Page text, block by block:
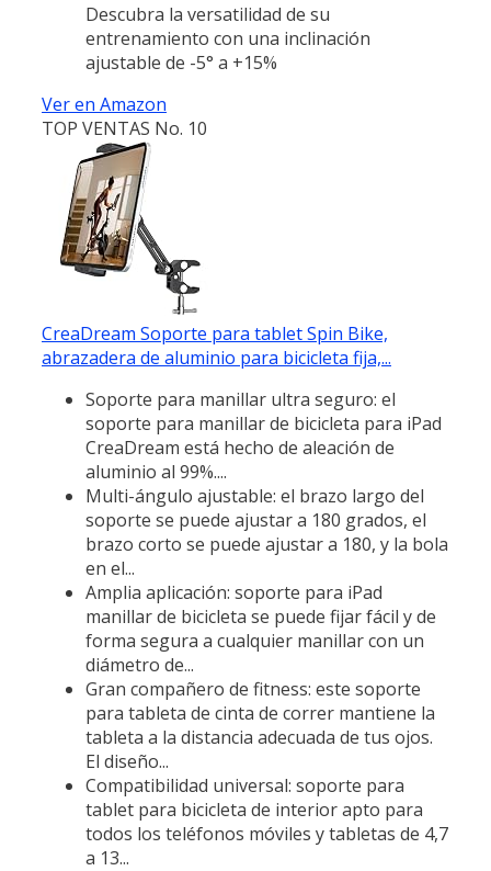
Descubra la versatilidad de su
entrenamiento con una inclinación
ajustable de -5° a +15%
Ver en Amazon
TOP VENTAS No. 10
CreaDream Soporte para tablet Spin Bike,
abrazadera de aluminio para bicicleta fija,...
Soporte para manillar ultra seguro: el
soporte para manillar de bicicleta para iPad
CreaDream está hecho de aleación de
aluminio al 99%....
Multi-ángulo ajustable: el brazo largo del
soporte se puede ajustar a 180 grados, el
brazo corto se puede ajustar a 180, y la bola
en el...
Amplia aplicación: soporte para iPad
manillar de bicicleta se puede fijar fácil y de
forma segura a cualquier manillar con un
diámetro de...
Gran compañero de fitness: este soporte
para tableta de cinta de correr mantiene la
tableta a la distancia adecuada de tus ojos.
El diseño...
Compatibilidad universal: soporte para
tablet para bicicleta de interior apto para
todos los teléfonos móviles y tabletas de 4,7
a 13...